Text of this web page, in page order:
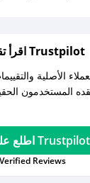
اقرأ تقييمات واراء العملاء على Trustpilot
الأصلية
المستخدمون
اطلع على آراء عملائنا على Trustpilot
Verified Reviews